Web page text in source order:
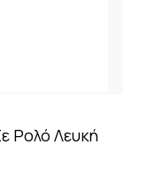
Ρολό Λευκή